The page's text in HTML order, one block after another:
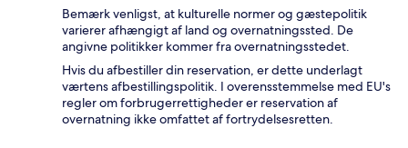
Bemærk venligst, at kulturelle normer og gæstepolitik
varierer afhængigt af land og overnatningssted. De
angivne politikker kommer fra overnatningsstedet.
Hvis du afbestiller din reservation, er dette underlagt
værtens afbestillingspolitik. I overensstemmelse med EU's
regler om forbrugerrettigheder er reservation af
overnatning ikke omfattet af fortrydelsesretten.